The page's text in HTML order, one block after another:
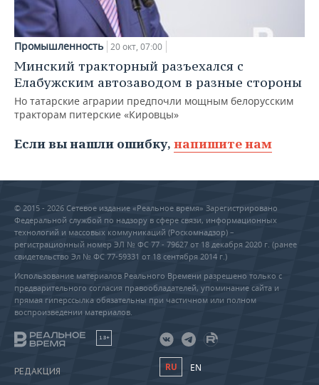
Промышленность 20 окт, 07:00
Минский тракторный разъехался с
Елабужским автозаводом в разные стороны
Но татарские аграрии предпочли мощным белорусским
тракторам питерские «Кировцы»
Если вы нашли ошибку, напишите нам
© 2015 - 2026 Сетевое издание «Реальное время» Зарегистрировано
Федеральной службой по надзору в сфере связи, информационных
технологий и массовых коммуникаций (Роскомнадзор) –
регистрационный номер ЭЛ № ФС 77 - 79627 от 18 декабря 2020 г. (ранее
свидетельство Эл № ФС 77-59331 от 18 сентября 2014 г.)
Использование материалов Реального Времени разрешено только с
предварительного согласия правообладателей, упоминание сайта и
прямая гиперссылка обязательны при частичном или полном
воспроизведении материалов.
18+
РЕДАКЦИЯ
RU EN